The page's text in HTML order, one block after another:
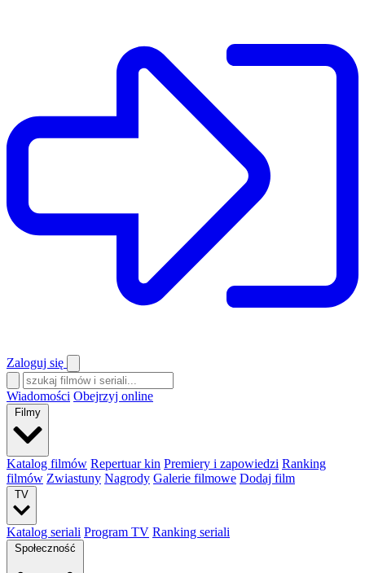
Zaloguj się
Wiadomości Obejrzyj online
Filmy
Katalog filmów Repertuar kin Premiery i zapowiedzi Ranking
filmów Zwiastuny Nagrody Galerie filmowe Dodaj film
TV
Katalog seriali Program TV Ranking seriali
Społeczność